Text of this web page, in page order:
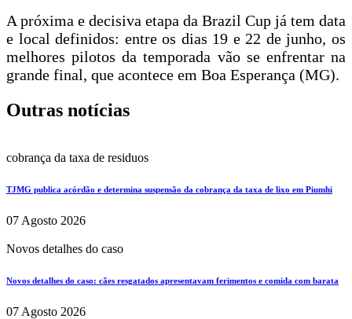
A próxima e decisiva etapa da Brazil Cup já tem data
e local definidos: entre os dias 19 e 22 de junho, os
melhores pilotos da temporada vão se enfrentar na
grande final, que acontece em Boa Esperança (MG).
Outras notícias
cobrança da taxa de residuos
TJMG publica acórdão e determina suspensão da cobrança da taxa de lixo em Piumhi
07 Agosto 2026
Novos detalhes do caso
Novos detalhes do caso: cães resgatados apresentavam ferimentos e comida com barata
07 Agosto 2026